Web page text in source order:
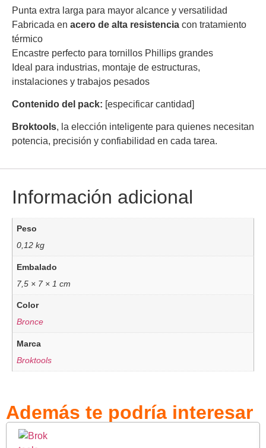
Punta extra larga para mayor alcance y versatilidad
Fabricada en acero de alta resistencia con tratamiento
térmico
Encastre perfecto para tornillos Phillips grandes
Ideal para industrias, montaje de estructuras,
instalaciones y trabajos pesados
Contenido del pack: [especificar cantidad]
Broktools, la elección inteligente para quienes necesitan
potencia, precisión y confiabilidad en cada tarea.
Información adicional
Peso
0,12 kg
Embalado
7,5 × 7 × 1 cm
Color
Bronce
Marca
Broktools
Además te podría interesar